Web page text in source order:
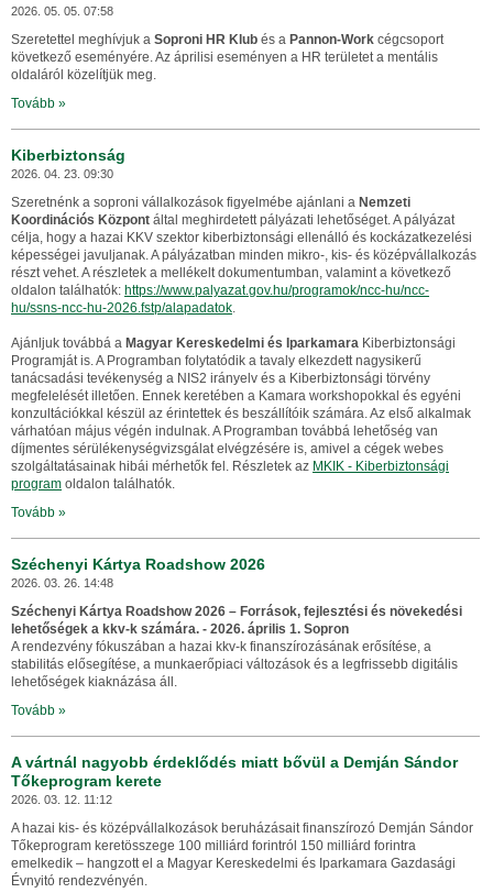
2026. 05. 05. 07:58
Szeretettel meghívjuk a Soproni HR Klub és a Pannon-Work cégcsoport
következő eseményére. Az áprilisi eseményen a HR területet a mentális
oldaláról közelítjük meg.
Tovább »
Kiberbiztonság
2026. 04. 23. 09:30
Szeretnénk a soproni vállalkozások figyelmébe ajánlani a Nemzeti
Koordinációs Központ által meghirdetett pályázati lehetőséget. A pályázat
célja, hogy a hazai KKV szektor kiberbiztonsági ellenálló és kockázatkezelési
képességei javuljanak. A pályázatban minden mikro-, kis- és középvállalkozás
részt vehet. A részletek a mellékelt dokumentumban, valamint a következő
oldalon találhatók: https://www.palyazat.gov.hu/programok/ncc-hu/ncc-
hu/ssns-ncc-hu-2026.fstp/alapadatok.
Ajánljuk továbbá a Magyar Kereskedelmi és Iparkamara Kiberbiztonsági
Programját is. A Programban folytatódik a tavaly elkezdett nagysikerű
tanácsadási tevékenység a NIS2 irányelv és a Kiberbiztonsági törvény
megfelelését illetően. Ennek keretében a Kamara workshopokkal és egyéni
konzultációkkal készül az érintettek és beszállítóik számára. Az első alkalmak
várhatóan május végén indulnak. A Programban továbbá lehetőség van
díjmentes sérülékenységvizsgálat elvégzésére is, amivel a cégek webes
szolgáltatásainak hibái mérhetők fel. Részletek az MKIK - Kiberbiztonsági
program oldalon találhatók.
Tovább »
Széchenyi Kártya Roadshow 2026
2026. 03. 26. 14:48
Széchenyi Kártya Roadshow 2026 – Források, fejlesztési és növekedési
lehetőségek a kkv-k számára. - 2026. április 1. Sopron
A rendezvény fókuszában a hazai kkv-k finanszírozásának erősítése, a
stabilitás elősegítése, a munkaerőpiaci változások és a legfrissebb digitális
lehetőségek kiaknázása áll.
Tovább »
A vártnál nagyobb érdeklődés miatt bővül a Demján Sándor
Tőkeprogram kerete
2026. 03. 12. 11:12
A hazai kis- és középvállalkozások beruházásait finanszírozó Demján Sándor
Tőkeprogram keretösszege 100 milliárd forintról 150 milliárd forintra
emelkedik – hangzott el a Magyar Kereskedelmi és Iparkamara Gazdasági
Évnyitó rendezvényén.